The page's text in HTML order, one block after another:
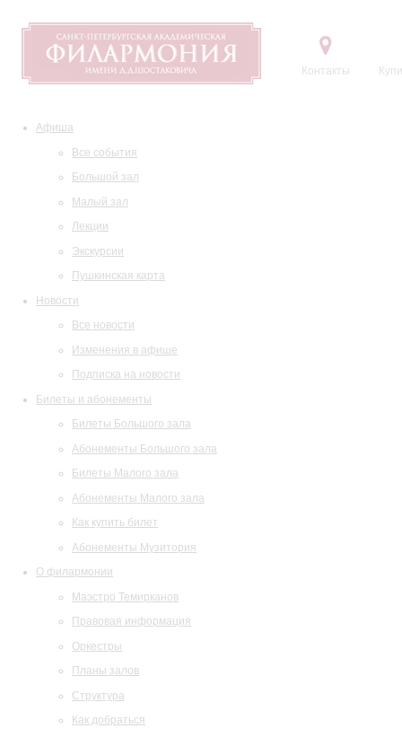
Контакты
Афиша
Все события
Большой зал
Малый зал
Лекции
Экскурсии
Пушкинская карта
Новости
Все новости
Изменения в афише
Подписка на новости
Билеты и абонементы
Билеты Большого зала
Абонементы Большого зала
Билеты Малого зала
Абонементы Малого зала
Как купить билет
Абонементы Музитория
О филармонии
Маэстро Темирканов
Правовая информация
Оркестры
Планы залов
Структура
Как добраться